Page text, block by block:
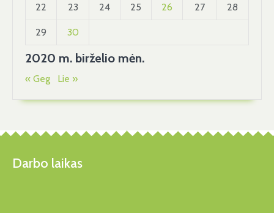
Kalėdinius
Filmus
Kartu
🥰
🥰
🥰
2020 m. birželio mėn.
22 23 24 25 26 27 28
29 30
« Geg Lie »
Darbo laikas